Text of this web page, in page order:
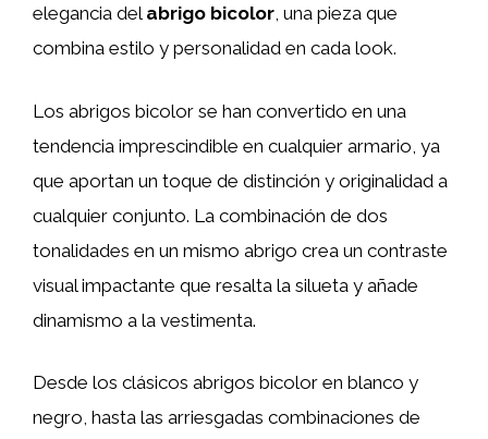
elegancia del abrigo bicolor, una pieza que
combina estilo y personalidad en cada look.
Los abrigos bicolor se han convertido en una
tendencia imprescindible en cualquier armario, ya
que aportan un toque de distinción y originalidad a
cualquier conjunto. La combinación de dos
tonalidades en un mismo abrigo crea un contraste
visual impactante que resalta la silueta y añade
dinamismo a la vestimenta.
Desde los clásicos abrigos bicolor en blanco y
negro, hasta las arriesgadas combinaciones de